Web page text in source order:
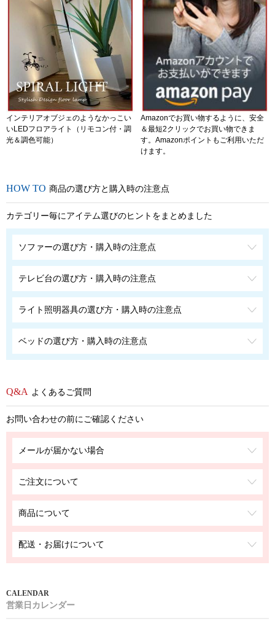
インテリアオブジェのようなかっこい
いLEDフロアライト（リモコン付・調
光＆調色可能）
Amazonでお買い物するように、安全
＆最短2クリックでお買い物できま
す。Amazonポイントもご利用いただ
けます。
商品の選び方と購入時の注意点
カテゴリー毎にアイテム選びのヒントをまとめました
ソファーの選び方・購入時の注意点
テレビ台の選び方・購入時の注意点
ライト照明器具の選び方・購入時の注意点
ベッドの選び方・購入時の注意点
よくあるご質問
お問い合わせの前にご確認ください
メールが届かない場合
ご注文について
商品について
配送・お届けについて
営業日カレンダー